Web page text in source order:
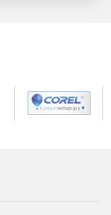
с
текста в
шрифтов и
т. п. Кроме
варианты
Word